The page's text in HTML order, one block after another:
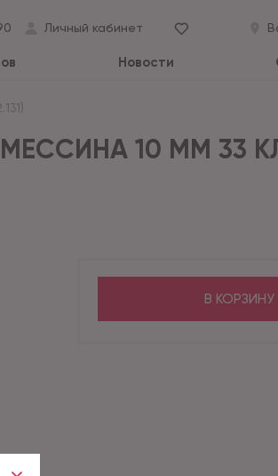
Личный кабинет
Новости
МЕССИНА 10 ММ 33
В КОРЗИНУ